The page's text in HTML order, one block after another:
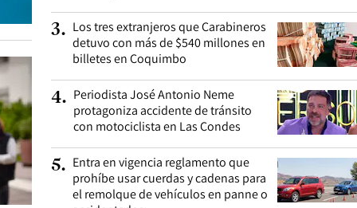
3. Los tres extranjeros que Carabineros
detuvo con más de $540 millones en
billetes en Coquimbo
4. Periodista José Antonio Neme
protagoniza accidente de tránsito
con motociclista en Las Condes
5. Entra en vigencia reglamento que
prohíbe usar cuerdas y cadenas para
el remolque de vehículos en panne o